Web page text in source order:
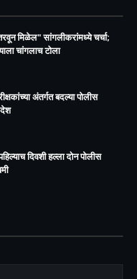
मिळेल" सांगलीकरांमध्ये चर्चा;
चांगलाच टोला
अंतर्गत बदल्या पोलीस
दिवशी हल्ला दोन पोलीस